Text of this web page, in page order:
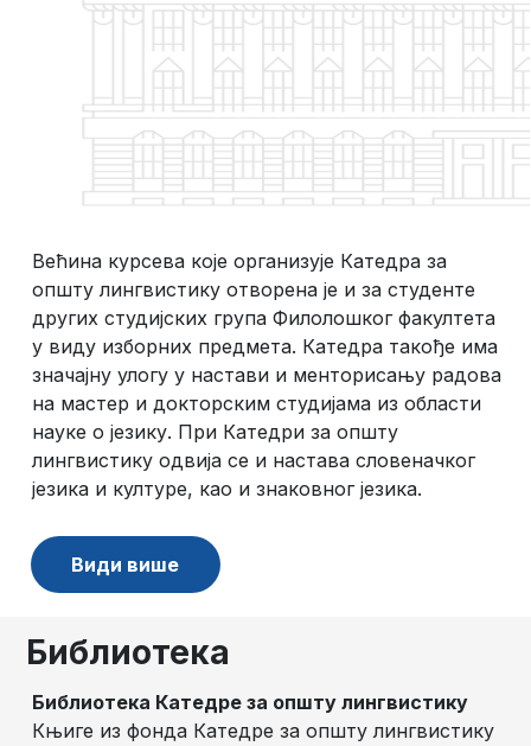
Већина курсева које организује Катедра за
општу лингвистику отворена је и за студенте
других студијских група Филолошког факултета
у виду изборних предмета. Катедра такође има
значајну улогу у настави и менторисању радова
на мастер и докторским студијама из области
науке о језику. При Катедри за општу
лингвистику одвија се и настава словеначког
језика и културе, као и знаковног језика.
Види више
Библиотека
Библиотека Катедре за општу лингвистику
Књиге из фонда Катедре за општу лингвистику